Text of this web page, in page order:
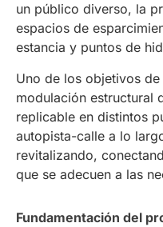
un público diverso, la
espacios de
estancia y puntos de
Uno de los objetivos
modulación estructural
replicable en distintos
autopista-calle a lo
revitalizando,
que se adecuen a las
Fundamentación del